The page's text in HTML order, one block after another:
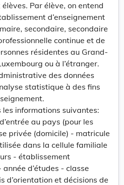
Par élève, on entend
d’enseignement
secondaire, secondaire
continue et de
résidentes au Grand-
ou à l’étranger.
des données
statistique à des fins
informations suivantes:
au pays (pour les
privée (domicile) - matricule
dans la cellule familiale
- établissement
d’études - classe
d’orientation et décisions de